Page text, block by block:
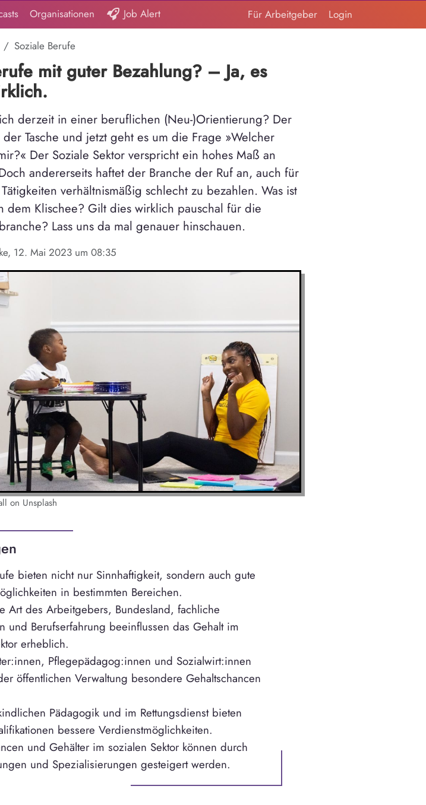
Organisationen Job Alert Für Arbeitgeber Login
Soziale Berufe
mit guter Bezahlung? – Ja, es
derzeit in einer beruflichen (Neu-)Orientierung? Der
Tasche und jetzt geht es um die Frage »Welcher
Der Soziale Sektor verspricht ein hohes Maß an
andererseits haftet der Branche der Ruf an, auch für
verhältnismäßig schlecht zu bezahlen. Was ist
dem Klischee? Gilt dies wirklich pauschal für die
Lass uns da mal genauer hinschauen.
12. Mai 2023 um 08:35
on Unsplash
bieten nicht nur Sinnhaftigkeit, sondern auch gute
in bestimmten Bereichen.
Art des Arbeitgebers, Bundesland, fachliche
und Berufserfahrung beeinflussen das Gehalt im
erheblich.
Pflegepädagog:innen und Sozialwirt:innen
öffentlichen Verwaltung besondere Gehaltschancen
Pädagogik und im Rettungsdienst bieten
bessere Verdienstmöglichkeiten.
und Gehälter im sozialen Sektor können durch
und Spezialisierungen gesteigert werden.